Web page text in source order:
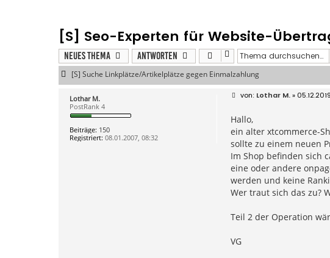
[S] Seo-Experten für Website-
Neues Thema Antworten
[S] Suche Linkplätze/Artikelplätze gegen Einmalzahlung
Lothar M.
PostRank 4
Beiträge: 150
Registriert: 08.01.2007, 08:32
B
t
a
g
Lothar M.»
Hallo,
ein alter xtcommerce-
sollte zu einem neuen
Im Shop befinden sich
eine oder andere
werden und keine
Wer traut sich das zu?
Teil 2 der Operation
VG